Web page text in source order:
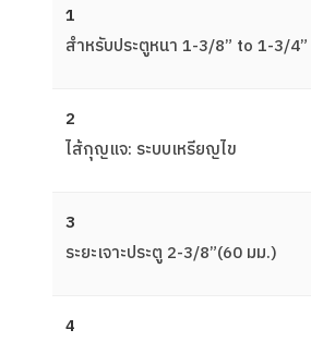
1
สําหรับประตูหนา 1-3/8” to 1-3/
2
ไส้กุญแจ: ระบบเหรียญไข
3
ระยะเจาะประตู 2-3/8”(60 มม.)
4